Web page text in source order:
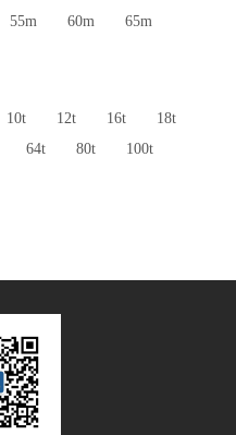
55m 60m
65m
10t 12t 16t
18t
64t 80t 100t